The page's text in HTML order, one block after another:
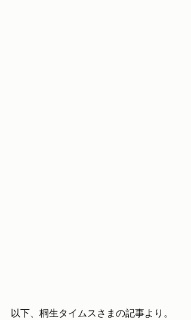
以下、桐生タイムスさまの記事より。